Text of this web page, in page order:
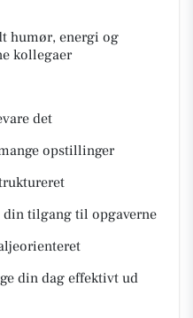
humør, energi og
kollegaer
det
opstillinger
tilgang til opgaverne
din dag effektivt ud